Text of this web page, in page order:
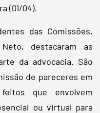
(01/04).
das Comissões,
destacaram as
da advocacia. São
de pareceres em
que envolvem
ou virtual para